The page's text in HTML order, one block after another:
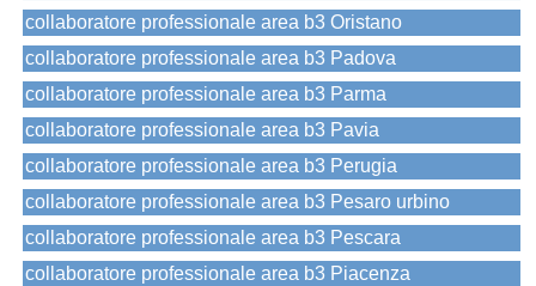
collaboratore professionale area b3 Oristano
collaboratore professionale area b3 Padova
collaboratore professionale area b3 Parma
collaboratore professionale area b3 Pavia
collaboratore professionale area b3 Perugia
collaboratore professionale area b3 Pesaro urbino
collaboratore professionale area b3 Pescara
collaboratore professionale area b3 Piacenza